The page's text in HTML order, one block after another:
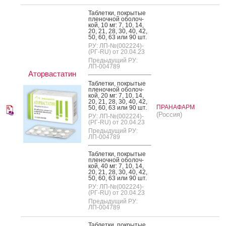
Аторвастатин
Таб­летки, пок­ры­тые
пле­ноч­ной обо­лоч­
кой, 10 мг: 7, 10, 14,
20, 21, 28, 30, 40, 42,
50, 60, 63 или 90 шт.
РУ: ЛП-№(002224)-
(РГ-RU) от 20.04.23
Предыдущий РУ:
ЛП-004789
Таб­летки, пок­ры­тые
пле­ноч­ной обо­лоч­
кой, 20 мг: 7, 10, 14,
20, 21, 28, 30, 40, 42,
50, 60, 63 или 90 шт.
РУ: ЛП-№(002224)-
(РГ-RU) от 20.04.23
Предыдущий РУ:
ЛП-004789
Таб­летки, пок­ры­тые
пле­ноч­ной обо­лоч­
кой, 40 мг: 7, 10, 14,
20, 21, 28, 30, 40, 42,
50, 60, 63 или 90 шт.
РУ: ЛП-№(002224)-
(РГ-RU) от 20.04.23
Предыдущий РУ:
ЛП-004789
ПРАНАФАРМ
(Россия)